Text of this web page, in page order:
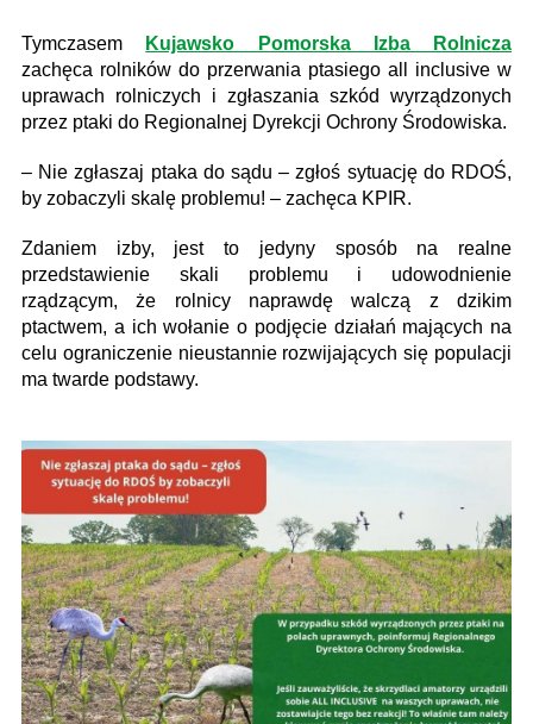
Tymczasem
Kujawsko Pomorska Izba Rolnicza
zachęca rolników do przerwania ptasiego all inclusive w
uprawach rolniczych i zgłaszania szkód wyrządzonych
przez ptaki do Regionalnej Dyrekcji Ochrony Środowiska.
– Nie zgłaszaj ptaka do sądu – zgłoś sytuację do RDOŚ,
by zobaczyli skalę problemu! – zachęca KPIR.
Zdaniem izby, jest to jedyny sposób na realne
przedstawienie skali problemu i udowodnienie
rządzącym, że rolnicy naprawdę walczą z dzikim
ptactwem, a ich wołanie o podjęcie działań mających na
celu ograniczenie nieustannie rozwijających się populacji
ma twarde podstawy.